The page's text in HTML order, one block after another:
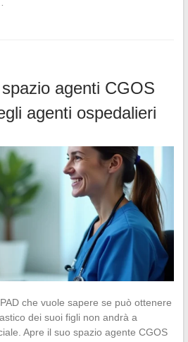
agenti CGOS
agenti ospedalieri
che vuole sapere se può ottenere
dei suoi figli non andrà a
Apre il suo spazio agente CGOS